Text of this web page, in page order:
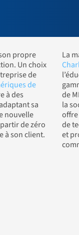
propre
Un choix
de
de
à des
sa
nouvelle
de zéro
à son client.
La
de
la
de
et